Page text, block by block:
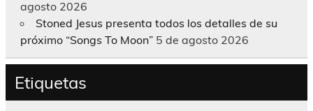
agosto 2026
Stoned Jesus presenta todos los detalles de su
próximo “Songs To Moon” 5 de agosto 2026
Etiquetas